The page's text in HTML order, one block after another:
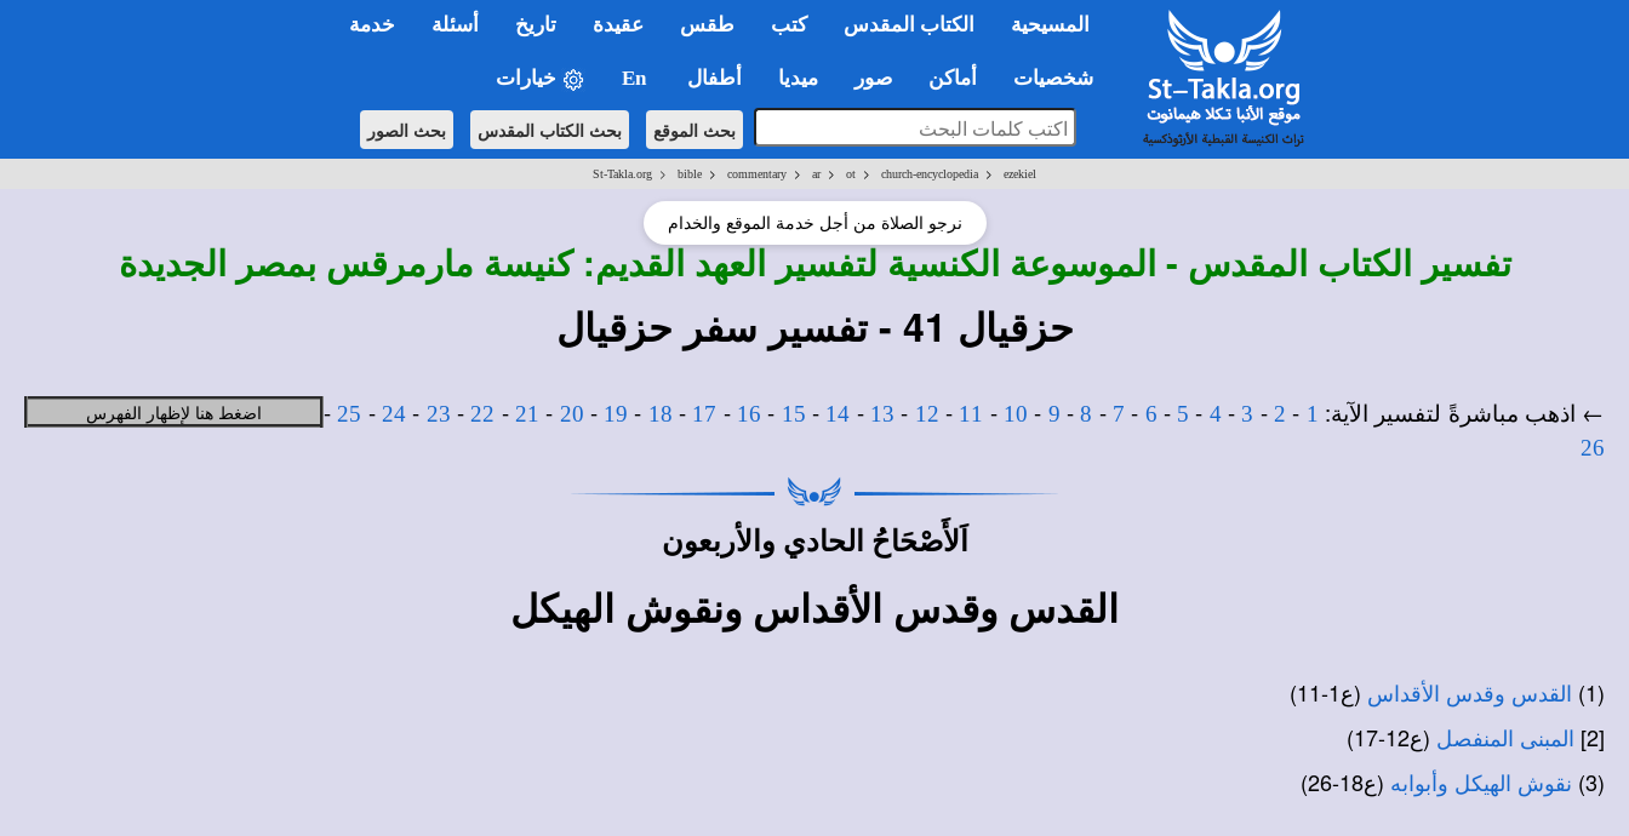
المسيحية الكتاب المقدس كتب طقس عقيدة تاريخ أسئلة خدمة
شخصيات أماكن صور ميديا أطفال En خيارات
بحث الموقع بحث الكتاب المقدس بحث الصور
St-Takla.org > bible > commentary > ar> ot > church-encyclopedia > ezekiel
نرجو الصلاة من أجل خدمة الموقع والخدام
تفسير الكتاب المقدس - الموسوعة الكنسية لتفسير العهد القديم: كنيسة مارمرقس بمصر الجديدة
حزقيال 41 - تفسير سفر حزقيال
اضغط هنا لإظهار الفهرس ← اذهب مباشرةً لتفسير الآية: 1
-
2
-
3
-
4
-
5
-
6
-
7
-
8
-
9
-
10
-
11
-
12
-
13
-
14
-
15
-
16
-
17
-
18
-
19
-
20
-
21
-
22
-
23
-
24
-
25
-
26
اَلأَصْحَاحُ الحادي والأربعون
القدس وقدس الأقداس ونقوش الهيكل
(1) القدس وقدس الأقداس (ع1-11)
[2]
المبنى المنفصل (ع12-17)
(3)
نقوش الهيكل وأبوابه (ع18-26)